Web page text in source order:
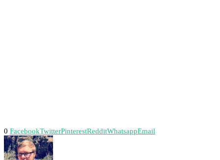
0 FacebookTwitterPinterestRedditWhatsappEmail